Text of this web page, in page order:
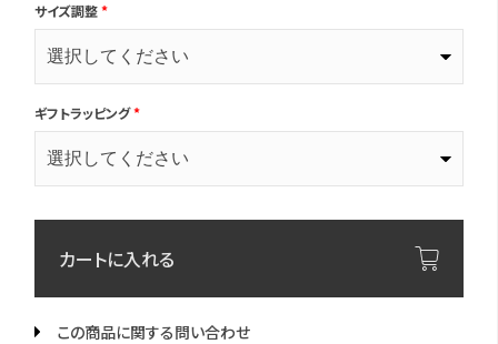
サイズ調整*
ギフトラッピング*
カートに入れる
この商品に関する問い合わせ